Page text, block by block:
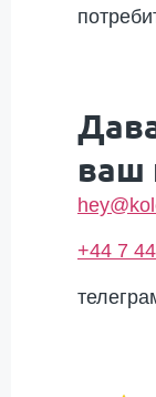
ваш
+44 7